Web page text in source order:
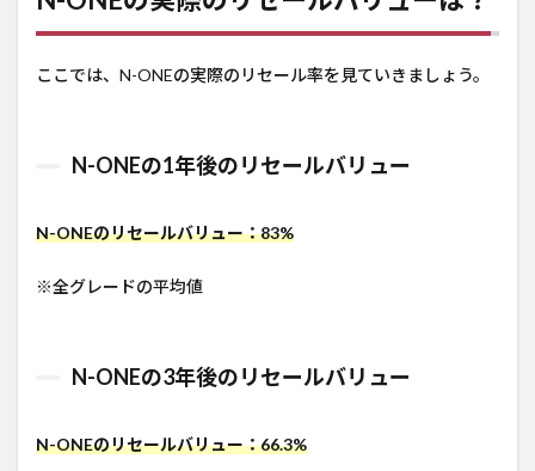
ここでは、N-ONEの実際のリセール率を見ていきましょう。
N-ONEの1年後のリセールバリュー
N-ONEのリセールバリュー：83%
※全グレードの平均値
N-ONEの3年後のリセールバリュー
N-ONEのリセールバリュー：66.3%